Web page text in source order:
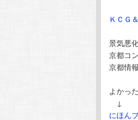
ＫＣＧ
景気悪
京都コ
京都情
よかっ
↓
にほん